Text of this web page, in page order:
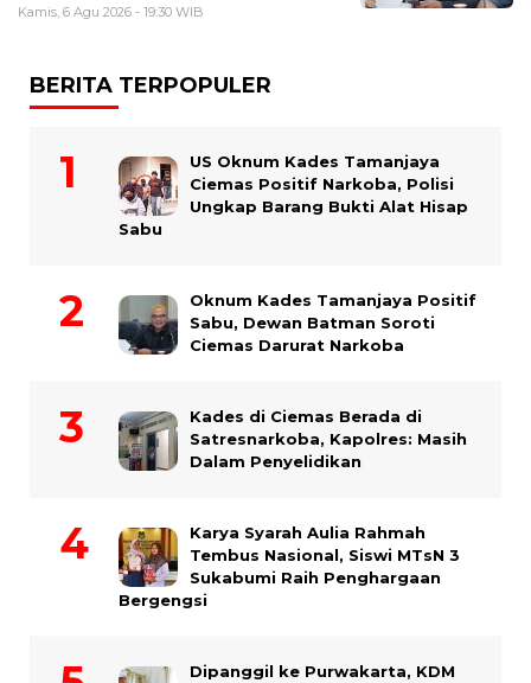
Kamis, 6 Agu 2026 - 19:30 WIB
BERITA TERPOPULER
US Oknum Kades Tamanjaya
Ciemas Positif Narkoba, Polisi
Ungkap Barang Bukti Alat Hisap
Sabu
Oknum Kades Tamanjaya Positif
Sabu, Dewan Batman Soroti
Ciemas Darurat Narkoba
Kades di Ciemas Berada di
Satresnarkoba, Kapolres: Masih
Dalam Penyelidikan
Karya Syarah Aulia Rahmah
Tembus Nasional, Siswi MTsN 3
Sukabumi Raih Penghargaan
Bergengsi
Dipanggil ke Purwakarta, KDM